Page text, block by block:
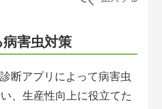
害虫対策
断アプリによって病害虫
、生産性向上に役立てた